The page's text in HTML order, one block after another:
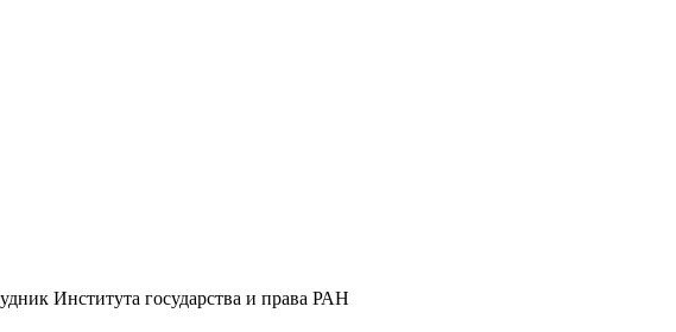
Института государства и права РАН